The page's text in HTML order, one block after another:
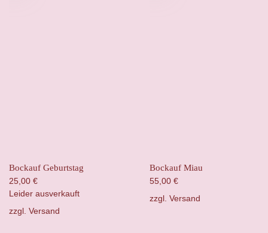
Bockauf Geburtstag
25,00 €
Leider ausverkauft
zzgl. Versand
Bockauf Miau
55,00 €
zzgl. Versand